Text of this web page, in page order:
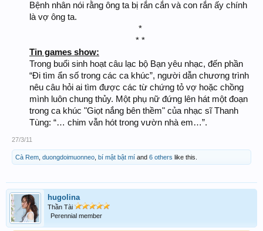
Bệnh nhân nói rằng ông ta bị rắn cắn và con rắn ấy chính
là vợ ông ta.
*
* *​
Tin games show:
Trong buổi sinh hoạt câu lạc bộ Bạn yêu nhạc, đến phần
“Đi tìm ẩn số trong các ca khúc”, người dẫn chương trình
nêu câu hỏi ai tìm được các từ chứng tỏ vợ hoặc chồng
mình luôn chung thủy. Một phụ nữ đứng lên hát một đoạn
trong ca khúc "Giọt nắng bên thềm" của nhạc sĩ Thanh
Tùng: “… chim vẫn hót trong vườn nhà em…”.​
27/3/11
Cà Rem duongdoimuonneo bí mật bật mí and 6 others like this.
hugolina
Thần Tài
Perennial member